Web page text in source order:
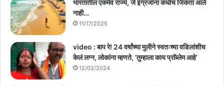
भारतातील एकमेव राज्य, जे इंग्रजांना कधीच जिंकता आले
नाही…
11/17/2025
video : बाप रे! 24 वर्षांच्या मुलीने स्वतःच्या वडिलांशीच
केलं लग्न, लोकांना म्हणते, ‘तुम्हाला काय प्राॅब्लेम आहे’
12/02/2024